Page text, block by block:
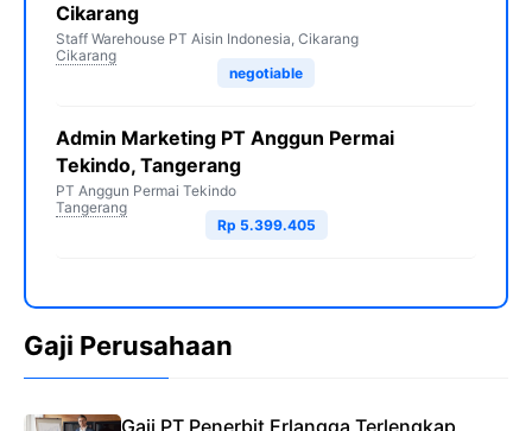
Cikarang
Staff Warehouse PT Aisin Indonesia, Cikarang
Cikarang
negotiable
Admin Marketing PT Anggun Permai
Tekindo, Tangerang
PT Anggun Permai Tekindo
Tangerang
Rp 5.399.405
Gaji Perusahaan
Gaji PT Penerbit Erlangga Terlengkap